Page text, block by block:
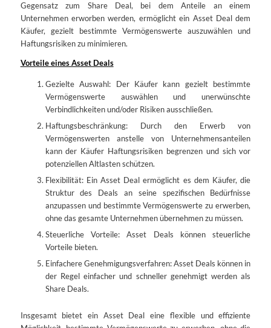
Gegensatz zum Share Deal, bei dem Anteile an einem
Unternehmen erworben werden, ermöglicht ein Asset Deal dem
Käufer, gezielt bestimmte Vermögenswerte auszuwählen und
Haftungsrisiken zu minimieren.
Vorteile eines Asset Deals
Gezielte Auswahl: Der Käufer kann gezielt bestimmte
Vermögenswerte auswählen und unerwünschte
Verbindlichkeiten und/oder Risiken ausschließen.
Haftungsbeschränkung: Durch den Erwerb von
Vermögenswerten anstelle von Unternehmensanteilen
kann der Käufer Haftungsrisiken begrenzen und sich vor
potenziellen Altlasten schützen.
Flexibilität: Ein Asset Deal ermöglicht es dem Käufer, die
Struktur des Deals an seine spezifischen Bedürfnisse
anzupassen und bestimmte Vermögenswerte zu erwerben,
ohne das gesamte Unternehmen übernehmen zu müssen.
Steuerliche Vorteile: Asset Deals können steuerliche
Vorteile bieten.
Einfachere Genehmigungsverfahren: Asset Deals können in
der Regel einfacher und schneller genehmigt werden als
Share Deals.
Insgesamt bietet ein Asset Deal eine flexible und effiziente